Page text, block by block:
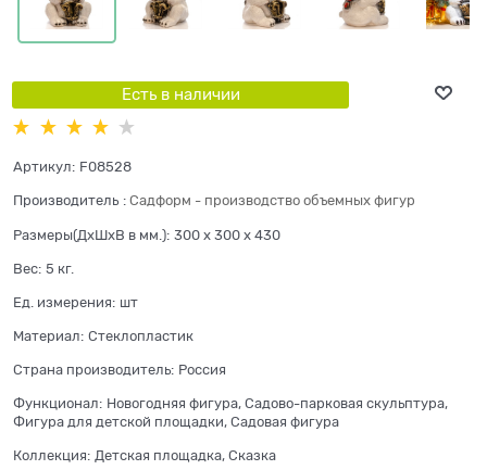
Есть в наличии
Артикул: F08528
Производитель : Садформ - производство объемных фигур
Размеры(ДхШхВ в мм.): 300 x 300 x 430
Вес: 5 кг.
Ед. измерения: шт
Материал: Стеклопластик
Страна производитель: Россия
Функционал: Новогодняя фигура, Садово-парковая скульптура,
Фигура для детской площадки, Садовая фигура
Коллекция: Детская площадка, Сказка